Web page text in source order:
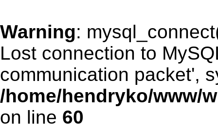
Warning:
Lost connection to
communication packet',
/home/hendryko/www/
on line 60